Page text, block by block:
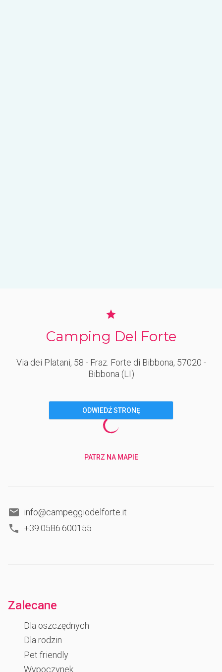
Camping Del Forte
Via dei Platani, 58 - Fraz. Forte di Bibbona, 57020 -
Bibbona (LI)
ODWIEDŹ STRONĘ
PATRZ NA MAPIE
info@campeggiodelforte.it
+39.0586.600155
Zalecane
Dla oszczędnych
Dla rodzin
Pet friendly
Wypoczynek